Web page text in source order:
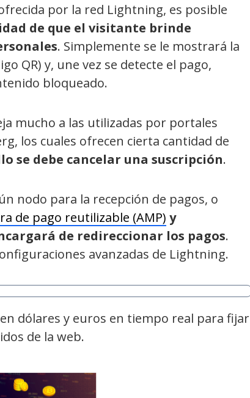
por la red Lightning, es posible
de que el visitante brinde
. Simplemente se le mostrará la
QR) y, une vez se detecte el pago,
bloqueado.
mucho a las utilizadas por portales
los cuales ofrecen cierta cantidad de
se debe cancelar una suscripción.
nodo para la recepción de pagos, o
de pago reutilizable (AMP) y
de redireccionar los pagos.
avanzadas de Lightning.
dólares y euros en tiempo real para fijar
de la web.